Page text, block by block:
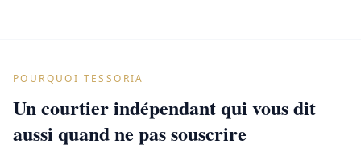
POURQUOI TESSORIA
Un courtier indépendant qui vous dit
aussi quand ne pas souscrire